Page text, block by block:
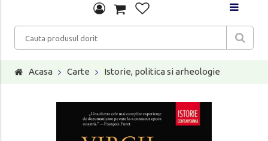
Acasa Carte Istorie, politica si arheologie